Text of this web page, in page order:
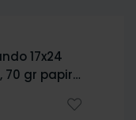
17x24
70 gr papir